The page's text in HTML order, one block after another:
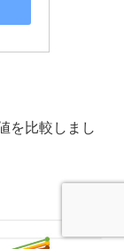
を比較しまし